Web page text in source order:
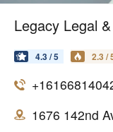
Legacy Legal
4.3 / 5 2.3 /
1676 142nd